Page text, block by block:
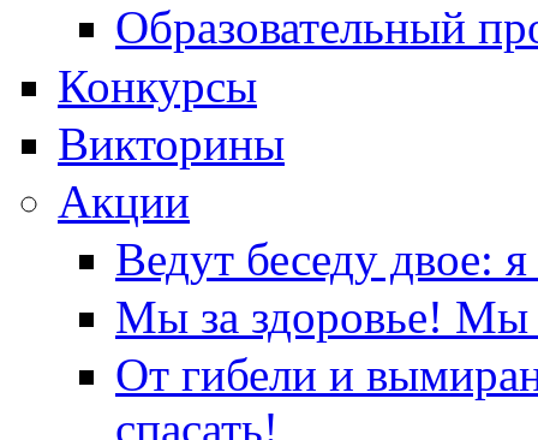
Образовательный
Конкурсы
Викторины
Акции
Ведут беседу двое:
Мы за здоровье! Мы
От гибели и
спасать!